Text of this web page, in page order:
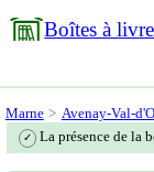
Boîtes à
Marne Avenay-Val-
✓ La présence de la